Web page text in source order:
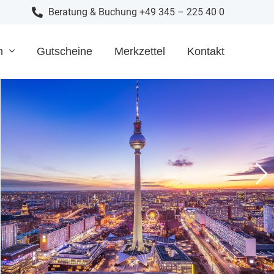
Beratung & Buchung +49 345 – 225 40 0
Gutscheine Merkzettel Kontakt